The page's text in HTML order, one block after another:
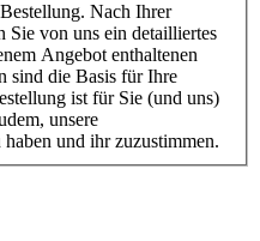
Nach Ihrer
Sie von uns ein detailliertes
Angebot enthaltenen
sind die Basis für Ihre
ist für Sie (und uns)
unsere
haben und ihr zuzustimmen.